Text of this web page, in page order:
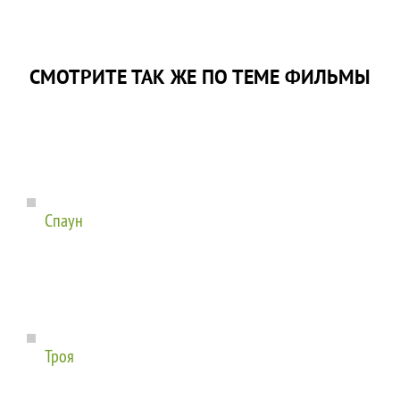
СМОТРИТЕ ТАК ЖЕ ПО ТЕМЕ ФИЛЬМЫ
Спаун
Троя